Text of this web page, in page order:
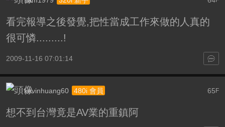
看完報導之後發覺,把性當成工作來做的人真的
很可憐.........!
2009-11-16 07:01:14
65F
kevinhuang60 480i 會員
想不到台灣竟是AV業的重鎮阿